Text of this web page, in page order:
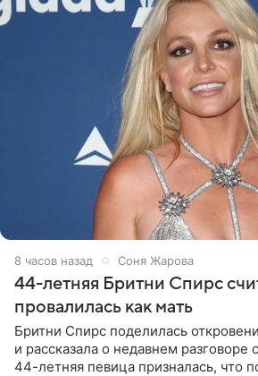
8 часов назад Соня Жарова
44-летняя Бритни Спирс
провалилась как мать
Бритни Спирс поделилась
и рассказала о недавнем разговоре
44-летняя певица призналась, что